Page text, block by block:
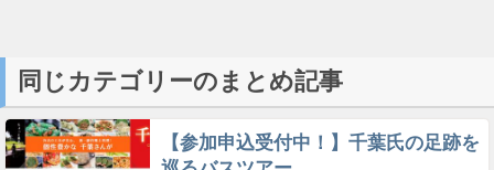
同じカテゴリーのまとめ記事
【参加申込受付中！】千葉氏の足跡を